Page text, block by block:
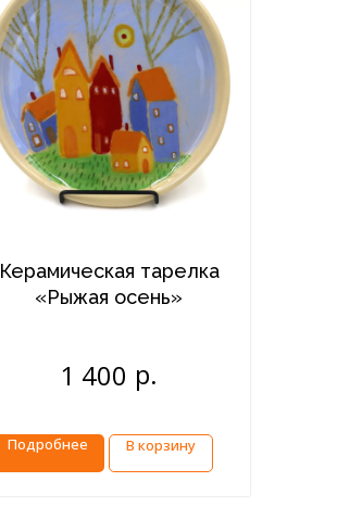
Керамическая тарелка
«Рыжая осень»
1 400 р.
Подробнее В корзину